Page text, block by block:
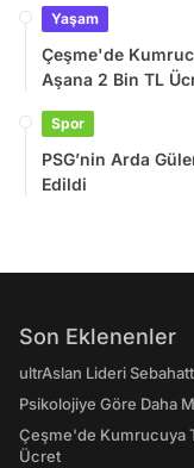
Yaşam
Çeşme'de
Aşana 2 Bin TL
Spor
PSG’nin Arda
Edildi
Son Eklenenler
ultrAslan Lideri
Psikolojiye Göre Daha
Çeşme'de Kumrucuya
Ücret